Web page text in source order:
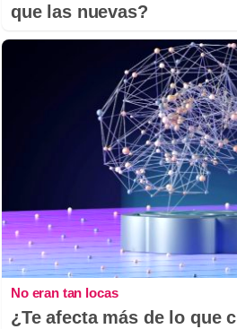
que las nuevas?
No eran tan locas
¿Te afecta más de lo que